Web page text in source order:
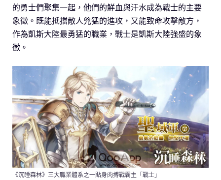
的勇士們聚集一起，他們的鮮血與汗水成為戰士的主要
象徵。既能抵擋敵人兇猛的進攻，又能致命攻擊敵方，
作為凱斯大陸最勇猛的職業，戰士是凱斯大陸強盛的象
徵。
《沉睡森林》三大職業體系之一貼身肉搏戰霸主「戰士」